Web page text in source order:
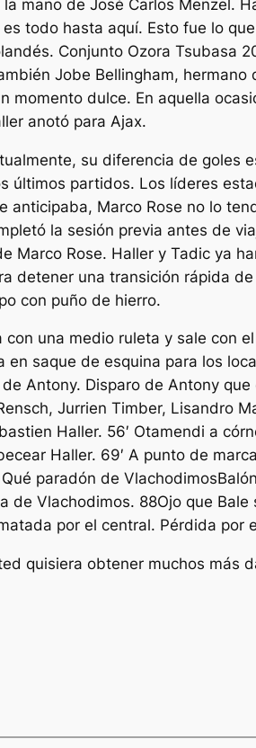
mano de José Carlos Menzel.
todo hasta aquí. Esto fue lo
Conjunto Ozora Tsubasa
Jobe Bellingham,
momento dulce. En aquella
anotó para Ajax.
su diferencia de goles
últimos partidos. Los líderes
anticipaba, Marco Rose no lo
la sesión previa antes de
Marco Rose. Haller y Tadic ya
detener una transición rápida
con puño de hierro.
una medio ruleta y sale con
en saque de esquina para los
Antony. Disparo de Antony
Jurrien Timber, Lisandro
Haller. 56′ Otamendi a
Haller. 69′ A punto de
paradón de
de Vlachodimos. 88Ojo que
por el central. Pérdida por
quisiera obtener muchos más